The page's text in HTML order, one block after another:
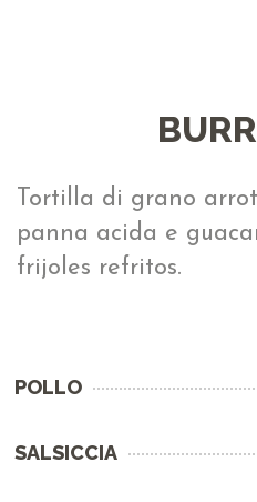
Tortilla di grano
panna acida e
frijoles refritos.
POLLO
SALSICCIA